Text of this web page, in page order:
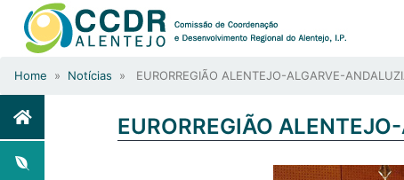
Home » Notícias » EURORREGIÃO ALENTEJO-ALGARVE-
EURORREGIÃO